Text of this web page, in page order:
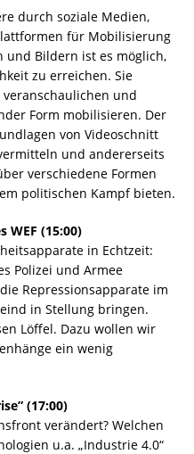
durch soziale Medien,
für Mobilisierung
und Bildern ist es möglich,
zu erreichen. Sie
und
Form mobilisieren. Der
von Videoschnitt
und andererseits
verschiedene Formen
politischen Kampf bieten.
WEF (15:00)
in Echtzeit:
Polizei und Armee
Repressionsapparate im
in Stellung bringen.
Löffel. Dazu wollen wir
ein wenig
(17:00)
verändert? Welchen
u.a. „Industrie 4.0“